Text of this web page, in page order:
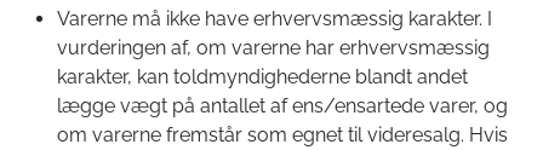
Varerne må ikke have erhvervsmæssig karakter. I
vurderingen af, om varerne har erhvervsmæssig
karakter, kan toldmyndighederne blandt andet
lægge vægt på antallet af ens/ensartede varer, og
om varerne fremstår som egnet til videresalg. Hvis